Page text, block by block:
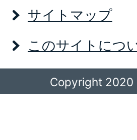
サイトマップ
このサイトにつ
Copyright 2020